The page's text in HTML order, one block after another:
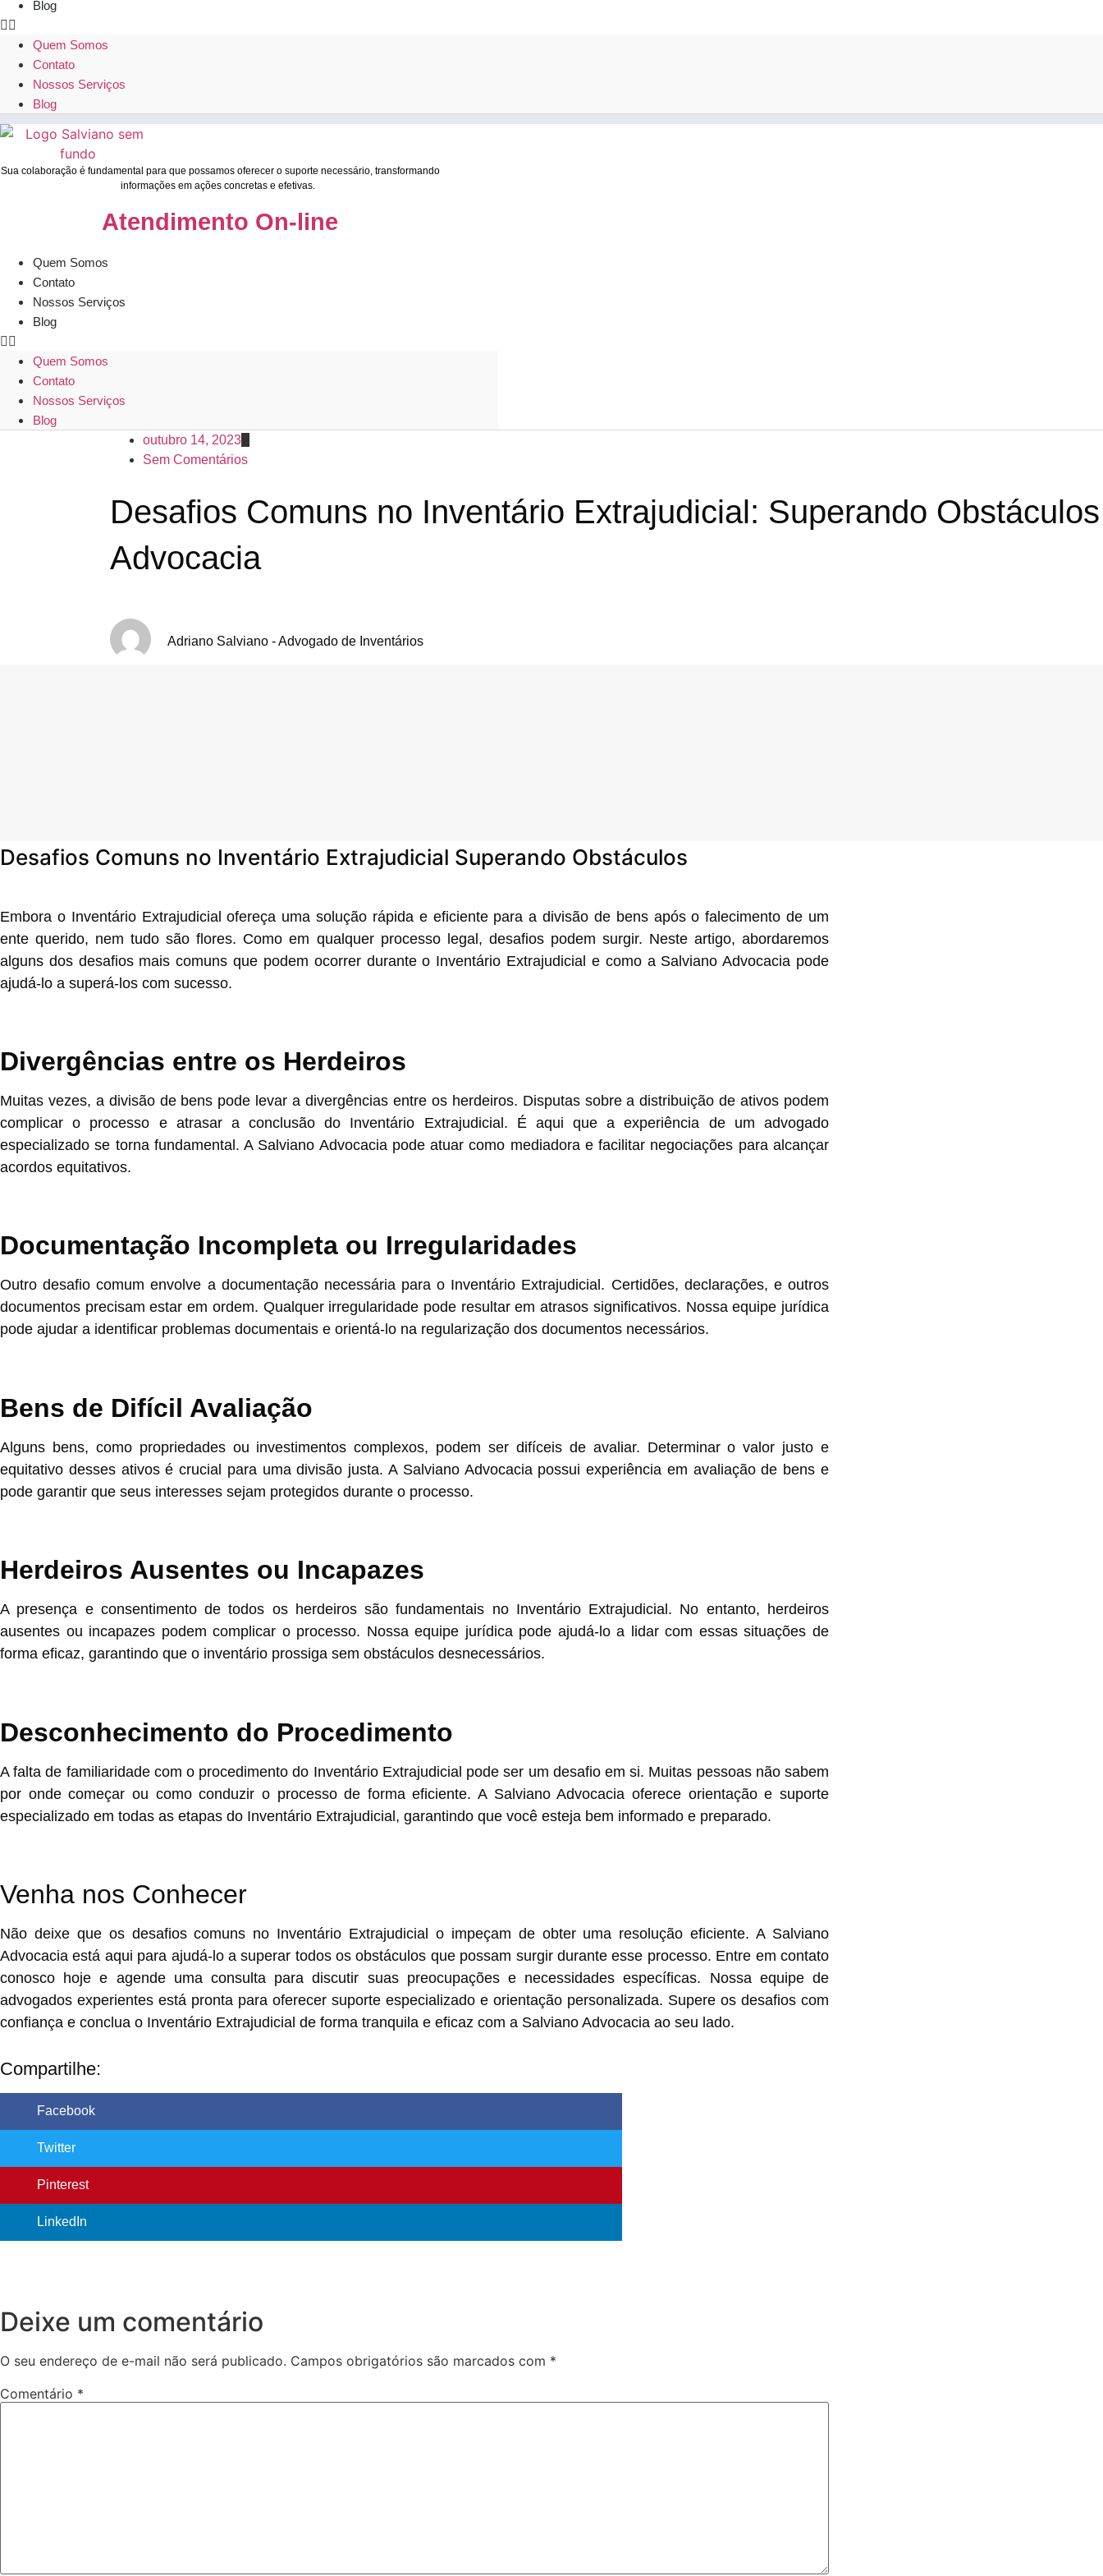
Blog
Quem Somos
Contato
Nossos Serviços
Blog
Sua colaboração é fundamental para que possamos oferecer o suporte necessário, transformando
informações em ações concretas e efetivas.
Atendimento On-line
Quem Somos
Contato
Nossos Serviços
Blog
Quem Somos
Contato
Nossos Serviços
Blog
outubro 14, 2023
Sem Comentários
Desafios Comuns no Inventário Extrajudicial: Superando
Advocacia
Adriano Salviano - Advogado de Inventários
Desafios Comuns no Inventário Extrajudicial Superando Obstáculos
Embora o Inventário Extrajudicial ofereça uma solução rápida e eficiente para a divisão de bens após o falecimento de um
ente querido, nem tudo são flores. Como em qualquer processo legal, desafios podem surgir. Neste artigo, abordaremos
alguns dos desafios mais comuns que podem ocorrer durante o Inventário Extrajudicial e como a Salviano Advocacia pode
ajudá-lo a superá-los com sucesso.
Divergências entre os Herdeiros
Muitas vezes, a divisão de bens pode levar a divergências entre os herdeiros. Disputas sobre a distribuição de ativos podem
complicar o processo e atrasar a conclusão do Inventário Extrajudicial. É aqui que a experiência de um advogado
especializado se torna fundamental. A Salviano Advocacia pode atuar como mediadora e facilitar negociações para alcançar
acordos equitativos.
Documentação Incompleta ou Irregularidades
Outro desafio comum envolve a documentação necessária para o Inventário Extrajudicial. Certidões, declarações, e outros
documentos precisam estar em ordem. Qualquer irregularidade pode resultar em atrasos significativos. Nossa equipe jurídica
pode ajudar a identificar problemas documentais e orientá-lo na regularização dos documentos necessários.
Bens de Difícil Avaliação
Alguns bens, como propriedades ou investimentos complexos, podem ser difíceis de avaliar. Determinar o valor justo e
equitativo desses ativos é crucial para uma divisão justa. A Salviano Advocacia possui experiência em avaliação de bens e
pode garantir que seus interesses sejam protegidos durante o processo.
Herdeiros Ausentes ou Incapazes
A presença e consentimento de todos os herdeiros são fundamentais no Inventário Extrajudicial. No entanto, herdeiros
ausentes ou incapazes podem complicar o processo. Nossa equipe jurídica pode ajudá-lo a lidar com essas situações de
forma eficaz, garantindo que o inventário prossiga sem obstáculos desnecessários.
Desconhecimento do Procedimento
A falta de familiaridade com o procedimento do Inventário Extrajudicial pode ser um desafio em si. Muitas pessoas não sabem
por onde começar ou como conduzir o processo de forma eficiente. A Salviano Advocacia oferece orientação e suporte
especializado em todas as etapas do Inventário Extrajudicial, garantindo que você esteja bem informado e preparado.
Venha nos Conhecer
Não deixe que os desafios comuns no Inventário Extrajudicial o impeçam de obter uma resolução eficiente. A Salviano
Advocacia está aqui para ajudá-lo a superar todos os obstáculos que possam surgir durante esse processo. Entre em contato
conosco hoje e agende uma consulta para discutir suas preocupações e necessidades específicas. Nossa equipe de
advogados experientes está pronta para oferecer suporte especializado e orientação personalizada. Supere os desafios com
confiança e conclua o Inventário Extrajudicial de forma tranquila e eficaz com a Salviano Advocacia ao seu lado.
Compartilhe:
Facebook
Twitter
Pinterest
LinkedIn
Deixe um comentário
O seu endereço de e-mail não será publicado. Campos obrigatórios são marcados com *
Comentário *